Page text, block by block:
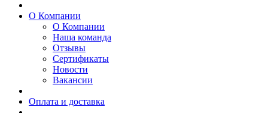
О Компании
О Компании
Наша команда
Отзывы
Сертификаты
Новости
Вакансии
Оплата и доставка